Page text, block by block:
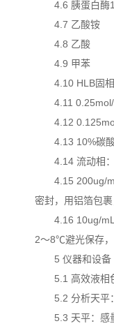
4.6 胰蛋白酶
4.7 乙酸铵
4.8 乙酸
4.9 甲苯
4.10 HLB固
4.11
4.12
4.13 10%碳
4.14 流动相
4.15 200ug/
密封，用铝箔包
4.16 10ug/
2～8℃避光保存，
5 仪器和设备
5.1 高效液相
5.2 分析天平
5.3 天平：感